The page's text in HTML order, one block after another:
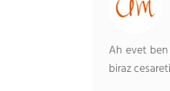
Ah evet
biraz